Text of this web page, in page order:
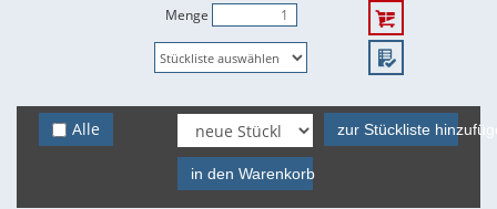
Menge
Alle zur Stückliste
in den Warenkorb